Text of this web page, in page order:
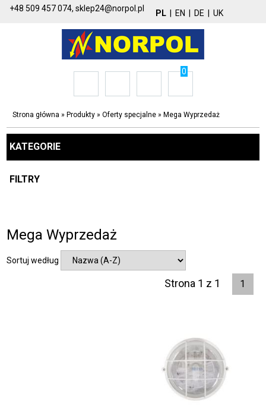
+48 509 457 074,sklep24@norpol.pl PL EN DE UK
0
Strona główna » Produkty »Oferty specjalne » Mega Wyprzedaż
KATEGORIE
FILTRY
Mega Wyprzedaż
Sortuj według
Strona 1 z 1 1